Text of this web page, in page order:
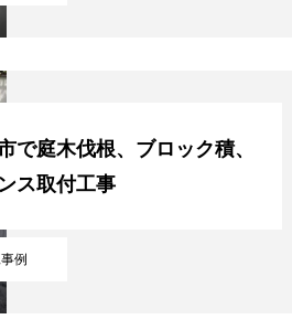
集
例
で庭木伐根、ブロック積、
ス取付工事